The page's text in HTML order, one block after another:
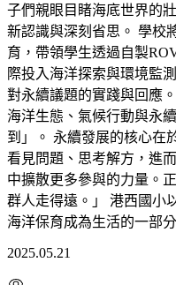
子們親眼目睹海底世界的
新認識與深刻省思。 學校
育，帶領學生透過自製
際投入海洋探索與環境監
對永續議題的實踐與回應
海洋生態、氣候行動與永
到」。 永續發展的核心在
看見問題、思考解方，進
中擴散更多參與的力量。
群人走得遠。」 港西國小
海洋保育成為生活的一部
2025.05.21